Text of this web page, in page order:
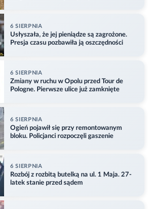
6 SIERPNIA
Usłyszała, że jej pieniądze są zagrożone.
Presja czasu pozbawiła ją oszczędności
6 SIERPNIA
Zmiany w ruchu w Opolu przed Tour de
Pologne. Pierwsze ulice już zamknięte
6 SIERPNIA
Ogień pojawił się przy remontowanym
bloku. Policjanci rozpoczęli gaszenie
6 SIERPNIA
Rozbój z rozbitą butelką na ul. 1 Maja. 27-
latek stanie przed sądem